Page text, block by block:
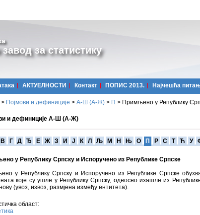
за статистику
АКТУЕЛНОСТИ Контакт ПОПИС 2013. Најчешћa
> Појмови и дефиниције > А-Ш (A-Ж) > П > Примљено у Републику
и дефиниције А-Ш (А-Ж)
В Г Д Ђ Е Ж З И Ј К Л Љ М Н Њ О П Р С Т Ћ У
у Републику Српску и Испоручено из Републике Српске
у Републику Српску и Испоручено из Републике Српске
које су ушле у Републику Српску, односно изашле из
(увоз, извоз, размјена између ентитета).
област: